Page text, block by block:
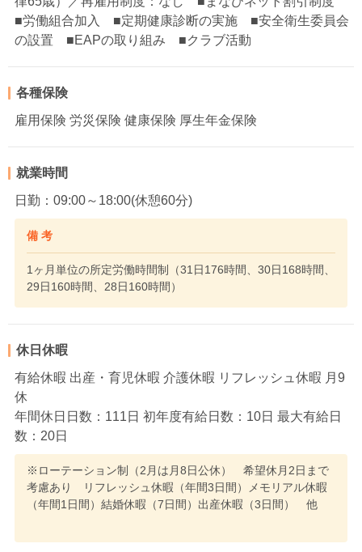
■労働組合加入 ■定期健康診断の実施 ■安全衛生委員会
の設置 ■EAPの取り組み ■クラブ活動
各種保険
雇用保険 労災保険 健康保険 厚生年金保険
就業時間
日勤：09:00～18:00(休憩60分)
備 考
1ヶ月単位の所定労働時間制（31日176時間、30日168時間、
29日160時間、28日160時間）
休日休暇
有給休暇 出産・育児休暇 介護休暇 リフレッシュ休暇 月9
休
年間休日日数：111日 初年度有給日数：10日 最大有給日
数：20日
※ローテーション制（2月は月8日公休） 希望休月2日まで
考慮あり リフレッシュ休暇（年間3日間）メモリアル休暇
（年間1日間）結婚休暇（7日間）出産休暇（3日間） 他